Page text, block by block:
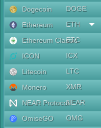
Dogecoin
DOGE
Ethereum
ETH
Ethereum Classic
ETC
ICON
ICX
Litecoin
LTC
Monero
XMR
NEAR ProtocolNEAR
OmiseGO
OMG